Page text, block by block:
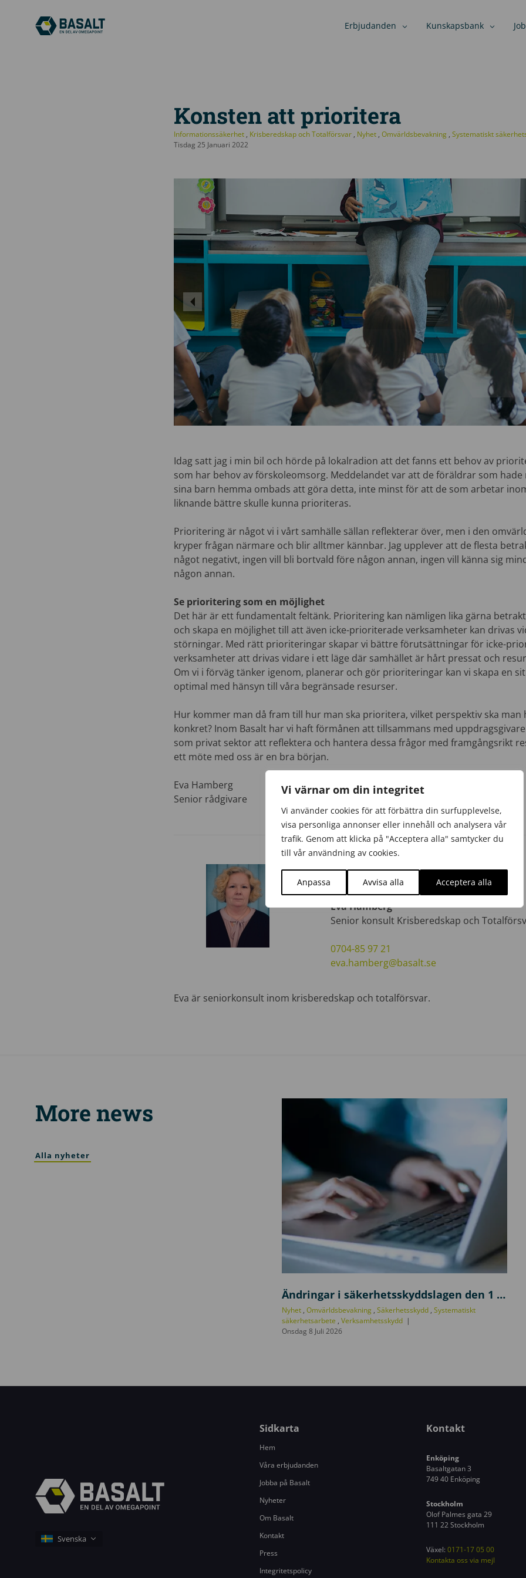
Vi värnar om din integritet
Vi använder cookies för att förbättra din surfupplevelse,
visa personliga annonser eller innehåll och analysera vår
trafik. Genom att klicka på "Acceptera alla" samtycker du
till vår användning av cookies.
Anpassa Avvisa alla Acceptera alla
Erbjudanden Kunskapsbank
Konsten att prioritera
Informationssäkerhet , Krisberedskap och Totalförsvar , Nyhet ,Omvärldsbevakning ,Systematiskt
Tisdag 25 Januari 2022
Idag satt jag i min bil och hörde på lokalradion att det fanns ett behov av
som har behov av förskoleomsorg. Meddelandet var att de föräldrar som
sina barn hemma ombads att göra detta, inte minst för att de som arbetar
liknande bättre skulle kunna prioriteras.
Prioritering är något vi i vårt samhälle sällan reflekterar över, men i den
kryper frågan närmare och blir alltmer kännbar. Jag upplever att de flesta
något negativt, ingen vill bli bortvald före någon annan, ingen vill känna sig
någon annan.
Se prioritering som en möjlighet
Det här är ett fundamentalt feltänk. Prioritering kan nämligen lika gärna
och skapa en möjlighet till att även icke-prioriterade verksamheter kan drivas
störningar. Med rätt prioriteringar skapar vi bättre förutsättningar för icke-
verksamheter att drivas vidare i ett läge där samhället är hårt pressat och
Om vi i förväg tänker igenom, planerar och gör prioriteringar kan vi skapa en
optimal med hänsyn till våra begränsade resurser.
Hur kommer man då fram till hur man ska prioritera, vilket perspektiv ska man
konkret? Inom Basalt har vi haft förmånen att tillsammans med
som privat sektor att reflektera och hantera dessa frågor med framgångsrikt
ett möte med oss är en bra början.
Eva Hamberg
Senior rådgivare
Skribent
Eva Hamberg
Senior konsult Krisberedskap och
0704-85 97 21
eva.hamberg@basalt.se
Eva är seniorkonsult inom krisberedskap och totalförsvar.
More news
Alla nyheter
p
p
d
a
s
k
e
h
e
t
Ändringar i säkerhetsskyddslagen den 1 juli 2026
Nyhet , Omvärldsbevakning , Säkerhetsskydd , Systematiskt
säkerhetsarbete , Verksamhetsskydd
Onsdag 8 Juli 2026
Sidkarta
Hem
Våra erbjudanden
Jobba på Basalt
Nyheter
Om Basalt
Kontakt
Press
Integritetspolicy
Kontakt
Enköping
Basaltgatan 3
749 40 Enköping
Stockholm
Olof Palmes gata 29
111 22 Stockholm
Växel:0171-17 05 00
Kontakta oss via mejl